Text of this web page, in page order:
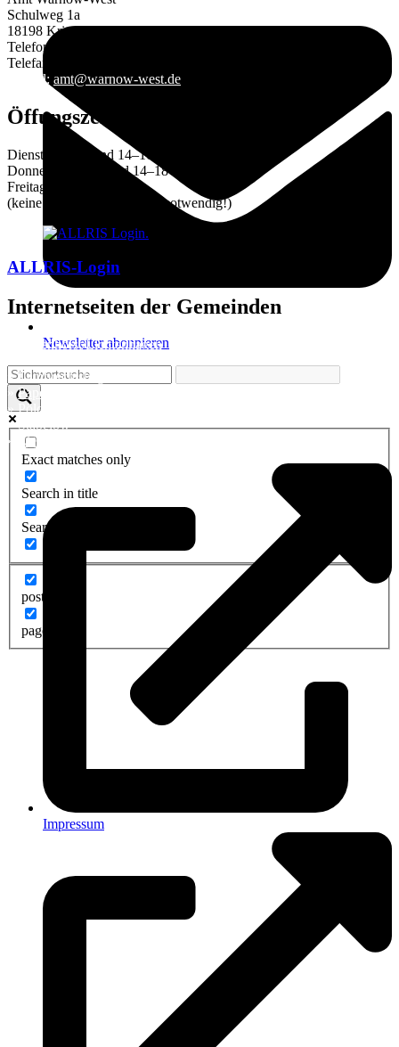
Newsletter abonnieren
Exact matches only
Search in title
Search in content
post
page
Schulweg 1a
18198 Kritzmow
Telefon 038207 633-0
Telefax 038207 633-29
E-Mail: amt@warnow-west.de
Öffungszeiten des Amtes
Dienstag 9–12 und 14–16 Uhr
Donnerstag 9–12 und 14–18 Uhr
Freitag 9–12 Uhr
(keine Terminvereinbarung notwendig!)
ALLRIS-Login
Internetseiten der Gemeinden
Elmenhorst/Lichtenhagen
»Lambrechtshagen
»Papendorf
»Pölchow
»Stäbelow
»
Ziesendorf
Impressum